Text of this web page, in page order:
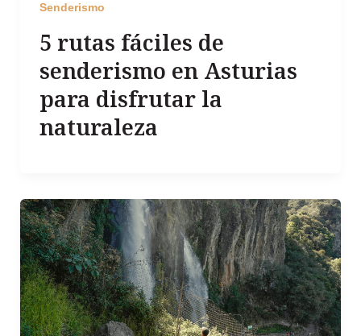
Senderismo
5 rutas fáciles de
senderismo en Asturias
para disfrutar la
naturaleza